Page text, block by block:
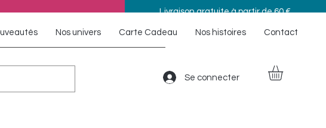
Livraison gratuite à partir de 60 €
Nos univers Carte Cadeau Nos histoires Contact
Se connecter